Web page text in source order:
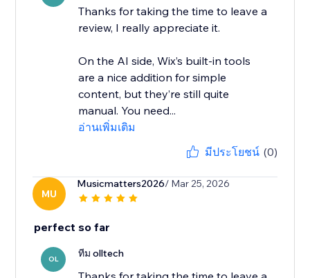
Thanks for taking the time to leave a
review, I really appreciate it.
On the AI side, Wix’s built-in tools
are a nice addition for simple
content, but they’re still quite
manual. You need...
อ่านเพิ่มเติม
มีประโยชน์ (0)
MU
Musicmatters2026/ Mar 25, 2026
perfect so far
OL ทีม olltech